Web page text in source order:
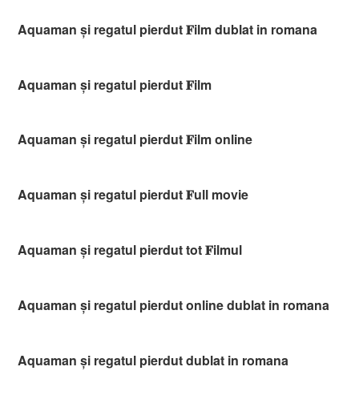
Aquaman și regatul pierdut 𝐅ilm dublat in romana
Aquaman și regatul pierdut 𝐅ilm
Aquaman și regatul pierdut 𝐅ilm online
Aquaman și regatul pierdut 𝐅ull movie
Aquaman și regatul pierdut tot 𝐅ilmul
Aquaman și regatul pierdut online dublat in romana
Aquaman și regatul pierdut dublat in romana